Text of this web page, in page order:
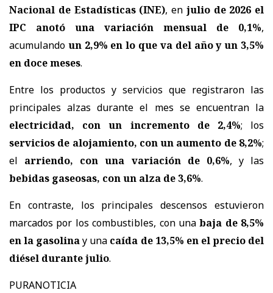
Nacional de Estadísticas (INE), en julio de 2026 el
IPC anotó una variación mensual de 0,1%,
acumulando un 2,9% en lo que va del año y un 3,5%
en doce meses.
Entre los productos y servicios que registraron las
principales alzas durante el mes se encuentran la
electricidad, con un incremento de 2,4%; los
servicios de alojamiento, con un aumento de 8,2%;
el arriendo, con una variación de 0,6%, y las
bebidas gaseosas, con un alza de 3,6%.
En contraste, los principales descensos estuvieron
marcados por los combustibles, con unabaja de 8,5%
en la gasolinay una caída de 13,5% en el precio del
diésel durante julio.
PURANOTICIA